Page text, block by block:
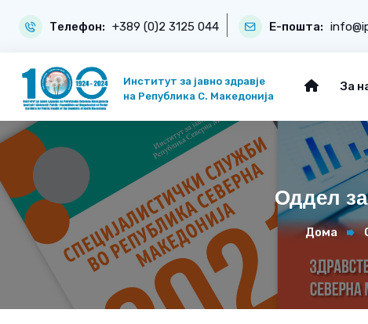
Телефон: +389 (0)2 3125 044 Е-пошта:
Институт за јавно здравје
на Република С. Македонија
За
Оддел за
Дома